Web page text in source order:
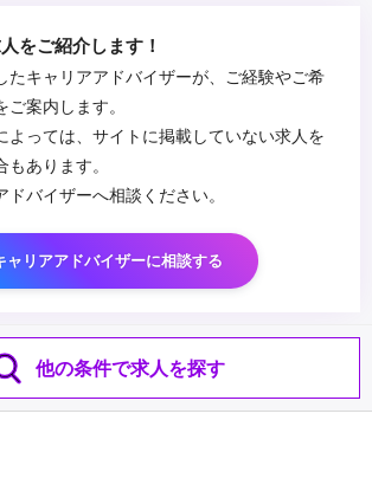
をご紹介します！
たキャリアアドバイザーが、ご経験やご希
案内します。
よっては、サイトに掲載していない求人を
あります。
ドバイザーへ相談ください。
ャリアアドバイザーに相談する
他の条件で求人を探す